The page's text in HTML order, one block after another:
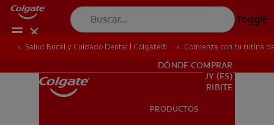
Toggle
PARA PROFESIONALES
DÓNDE COMPRAR
UY (ES)
SUSCRIBITE
PRODUCTOS
Salud Bucal y Cuidado Dental | Colgate® Comienza con tu rutina